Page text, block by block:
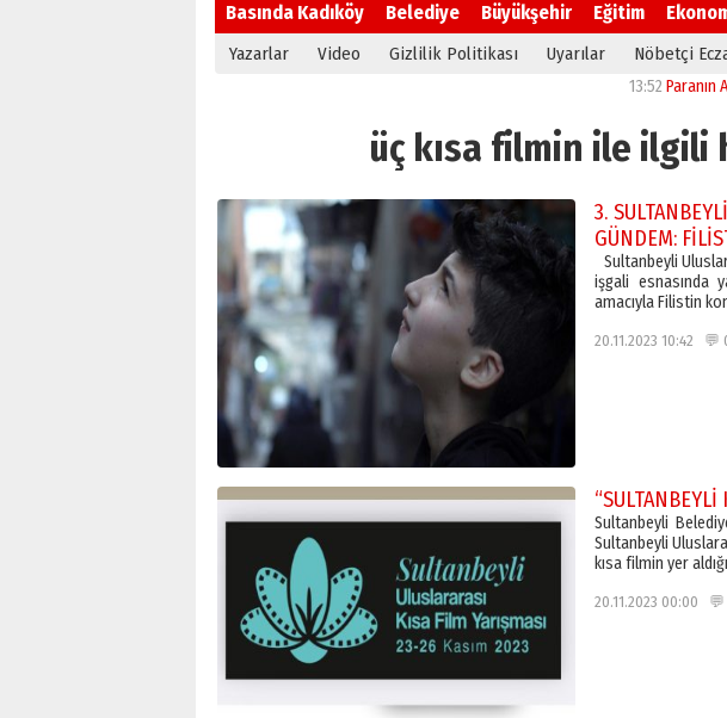
Basında Kadıköy Belediye Büyükşehir Eğitim
Yazarlar Video Gizlilik Politikası Uyarılar Nöbetçi
Paranın Aile
üç kısa filmin ile ilgili
3.
GÜNDEM:
Sultanbeyli
işgali esnasında
amacıyla Filistin
20.11.2023 10:42
“SULTANBEYLİ
Sultanbeyli
Sultanbeyli
kısa filmin yer
20.11.2023 00:00